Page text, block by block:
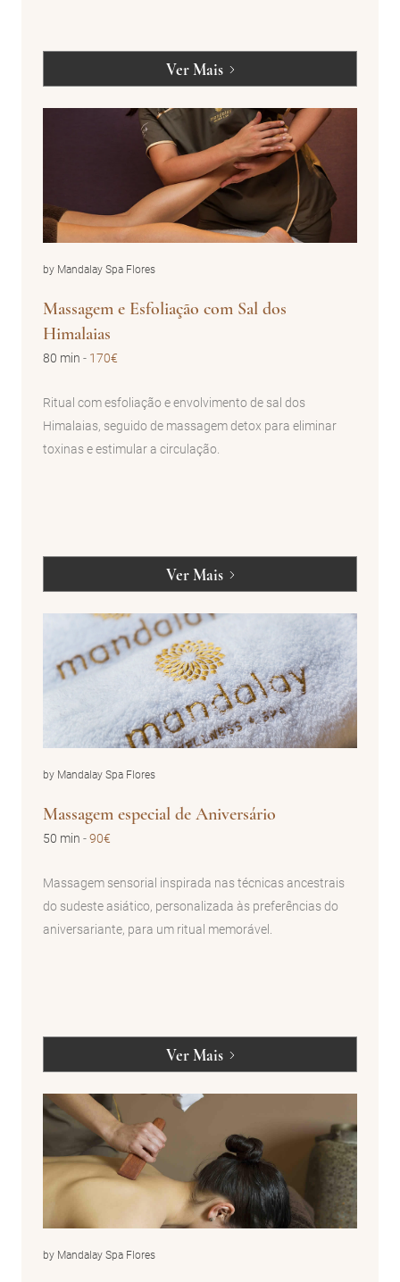
Ver Mais
by Mandalay Spa Flores
Massagem e Esfoliação com Sal dos
Himalaias
80 min - 170€
Ritual com esfoliação e envolvimento de sal dos
Himalaias, seguido de massagem detox para eliminar
toxinas e estimular a circulação.
Ver Mais
by Mandalay Spa Flores
Massagem especial de Aniversário
50 min -90€
Massagem sensorial inspirada nas técnicas ancestrais
do sudeste asiático, personalizada às preferências do
aniversariante, para um ritual memorável.
Ver Mais
by Mandalay Spa Flores